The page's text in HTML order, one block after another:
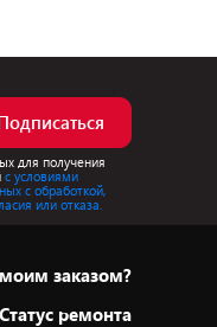
для получения
с условиями
с обработкой,
или отказа.
заказом?
Статус ремонта